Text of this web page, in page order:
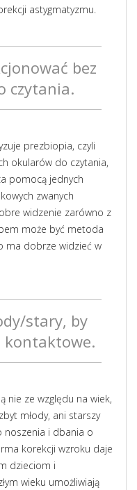
astygmatyzmu.
bez
czytania.
prezbiopia, czyli
okularów do czytania,
pomocą jednych
zwanych
widzenie zarówno z
może być metoda
ma dobrze widzieć w
stary, by
kontaktowe.
nie ze względu na wiek,
młody, ani starszy
noszenia i dbania o
korekcji wzroku daje
dzieciom i
wieku umożliwiają